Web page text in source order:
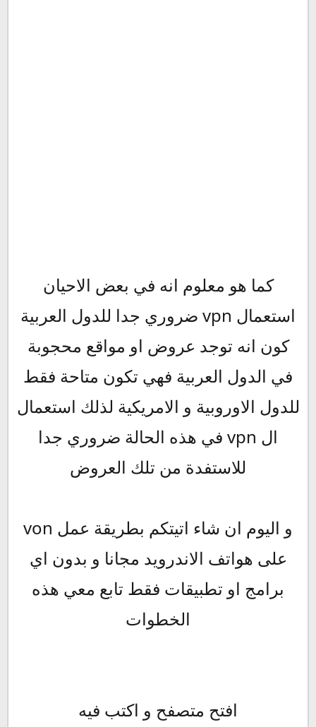
كما هو معلوم انه في بعض الاحيان
استعمال vpn ضروري جدا للدول العربية
كون انه توجد عروض او مواقع محجوبة
في الدول العربية فهي تكون متاحة فقط
للدول الاوروبية و الامريكية لذلك استعمال
ال vpn في هذه الحالة ضروري جدا
للاستفدة من تلك العروض
و اليوم ان شاء اتيتكم بطريقة عمل von
على هواتف الاندرويد مجانا و بدون اي
برامج او تطبيقات فقط تابع معي هذه
الخطوات
افتح متصفح و اكتب فيه